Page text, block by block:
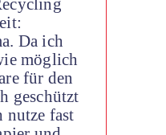
Da ich
möglich
für den
geschützt
nutze fast